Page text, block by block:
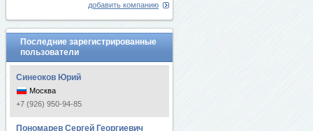
добавить компанию
Последние зарегистрированные
пользователи
Синеоков Юрий
Москва
+7 (926) 950-94-85
Пономарев Сергей Георгиевич